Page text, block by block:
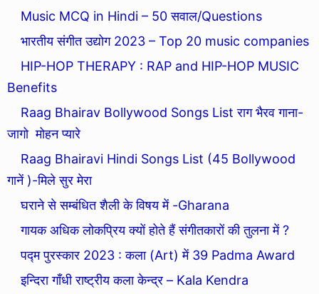
Music MCQ in Hindi – 50 सवाल/Questions
भारतीय संगीत उद्योग 2023 – Top 20 music companies
HIP-HOP THERAPY : RAP and HIP-HOP MUSIC
Benefits
Raag Bhairav Bollywood Songs List राग भैरव गाना-
जागो मोहन प्यारे
Raag Bhairavi Hindi Songs List (45 Bollywood
गानें )-मिले सुर मेरा
घराने से सम्बंधित शैली के विषय में -Gharana
गायक अधिक लोकप्रिय क्यों होते हैं संगीतकारों की तुलना में ?
पद्म पुरस्कार 2023 : कला (Art) में 39 Padma Award
इन्दिरा गाँधी राष्ट्रीय कला केन्द्र – Kala Kendra